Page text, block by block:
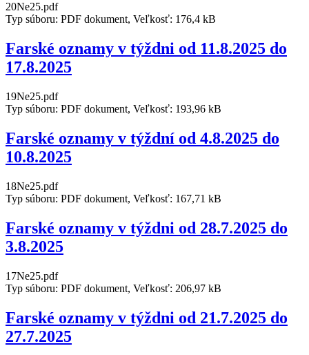
20Ne25.pdf
Typ súboru: PDF dokument, Veľkosť: 176,4 kB
Farské oznamy v týždni od 11.8.2025 do
17.8.2025
19Ne25.pdf
Typ súboru: PDF dokument, Veľkosť: 193,96 kB
Farské oznamy v týždní od 4.8.2025 do
10.8.2025
18Ne25.pdf
Typ súboru: PDF dokument, Veľkosť: 167,71 kB
Farské oznamy v týždni od 28.7.2025 do
3.8.2025
17Ne25.pdf
Typ súboru: PDF dokument, Veľkosť: 206,97 kB
Farské oznamy v týždni od 21.7.2025 do
27.7.2025